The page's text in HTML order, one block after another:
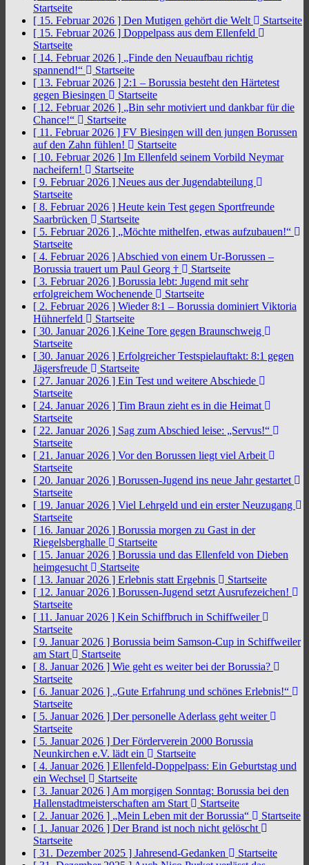
Startseite
[ 15. Februar 2026 ] Den Mutigen gehört die Welt
Startseite
[ 15. Februar 2026 ] Doppelpass aus dem Ellenfeld
Startseite
[ 14. Februar 2026 ] „Finde den Neuaufbau richtig
spannend!“
Startseite
[ 13. Februar 2026 ] 2:1 – Borussia besteht den Härtetest
gegen Biesingen
Startseite
[ 12. Februar 2026 ] „Bin sehr motiviert und dankbar für die
Chance!“
Startseite
[ 11. Februar 2026 ] FV Biesingen will den jungen Borussen
auf den Zahn fühlen!
Startseite
[ 10. Februar 2026 ] Im Ellenfeld seinem Vorbild Neymar
nacheifern!
Startseite
[ 9. Februar 2026 ] Neues aus der Jugendabteilung
Startseite
[ 8. Februar 2026 ] Heute kein Test gegen Sportfreunde
Saarbrücken
Startseite
[ 5. Februar 2026 ] „Möchte mithelfen, etwas aufzubauen!“
Startseite
[ 4. Februar 2026 ] Abschied von einem Ur-Borussen –
Borussia trauert um Paul Georg †
Startseite
[ 3. Februar 2026 ] Borussia lebt: Jugend mit sehr
erfolgreichem Wochenende
Startseite
[ 2. Februar 2026 ] Wieder 8:1 – Borussia dominiert Viktoria
Hühnerfeld
Startseite
[ 30. Januar 2026 ] Keine Tore gegen Braunschweig
Startseite
[ 30. Januar 2026 ] Erfolgreicher Testspielauftakt: 8:1 gegen
Jägersfreude
Startseite
[ 27. Januar 2026 ] Ein Test und weitere Abschiede
Startseite
[ 24. Januar 2026 ] Tim Braun zieht es in die Heimat
Startseite
[ 22. Januar 2026 ] Sag zum Abschied leise: „Servus!“
Startseite
[ 21. Januar 2026 ] Vor den Borussen liegt viel Arbeit
Startseite
[ 20. Januar 2026 ] Borussen-Jugend ins neue Jahr gestartet
Startseite
[ 19. Januar 2026 ] Viel Lehrgeld und ein erster Neuzugang
Startseite
[ 16. Januar 2026 ] Borussia morgen zu Gast in der
Riegelsberghalle
Startseite
[ 15. Januar 2026 ] Borussia und das Ellenfeld von Dieben
heimgesucht
Startseite
[ 13. Januar 2026 ] Erlebnis statt Ergebnis
Startseite
[ 12. Januar 2026 ] Borussen-Jugend setzt Ausrufezeichen!
Startseite
[ 11. Januar 2026 ] Kein Schiffbruch in Schiffweiler
Startseite
[ 9. Januar 2026 ] Borussia beim Samson-Cup in Schiffweiler
am Start
Startseite
[ 8. Januar 2026 ] Wie geht es weiter bei der Borussia?
Startseite
[ 6. Januar 2026 ] „Gute Erfahrung und schönes Erlebnis!“
Startseite
[ 5. Januar 2026 ] Der personelle Aderlass geht weiter
Startseite
[ 5. Januar 2026 ] Der Förderverein 2000 Borussia
Neunkirchen e.V. lädt ein
Startseite
[ 4. Januar 2026 ] Ellenfeld-Doppelpass: Ein Geburtstag und
ein Wechsel
Startseite
[ 3. Januar 2026 ] Am morgigen Sonntag: Borussia bei den
Hallenstadtmeisterschaften am Start
Startseite
[ 2. Januar 2026 ] „Mein Leben mit der Borussia“
Startseite
[ 1. Januar 2026 ] Der Brand ist noch nicht gelöscht
Startseite
[ 31. Dezember 2025 ] Jahresend-Gedanken
Startseite